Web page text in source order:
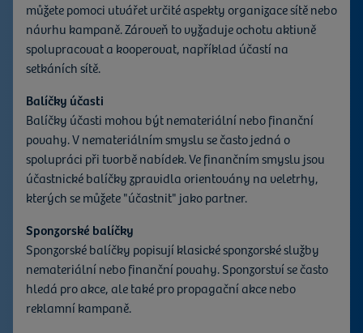
marketingem cestovního ruchu Horní Lužice. Plánovací
mřížka nabízí možnost vyjádřit zájem o prezentované
nabídky online a zapojit se do nich.
obchod. Neprovádíte zde však právně závazný nákup, ale
spíše registrujete svůj zájem o určité nabídky.
Funguje to velmi jednoduše:
Prohlédněte si všechny
informace o nabídce v části "Podrobnosti a součásti
nabídky", klikněte na "Přidat do seznamu sledovaných
nabídek" (je možné vybrat i několik nabídek) a klikněte
na "Máte zájem?". Vyplněním kontaktního formuláře a
odesláním "Vyjádření zájmu" se tyto informace předají
MGO.
Díky vašemu vyjádření zájmu můžeme získat přehled a
můžete pomoci utvářet určité aspekty organizace sítě nebo
návrhu kampaně. Zároveň to vyžaduje ochotu aktivně
spolupracovat a kooperovat, například účastí na
setkáních sítě.
Balíčky účasti
Balíčky účasti mohou být nemateriální nebo finanční
povahy. V nemateriálním smyslu se často jedná o
spolupráci při tvorbě nabídek. Ve finančním smyslu jsou
účastnické balíčky zpravidla orientovány na veletrhy,
kterých se můžete "účastnit" jako partner.
Sponzorské balíčky
Sponzorské balíčky popisují klasické sponzorské služby
nemateriální nebo finanční povahy. Sponzorství se často
hledá pro akce, ale také pro propagační akce nebo
reklamní kampaně.